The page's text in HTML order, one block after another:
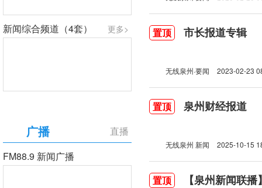
更多>
新闻综合频道（4套）
直播
广播
FM88.9 新闻广播
置顶 市长报道专辑
无线泉州·要闻 2023-02-23
置顶 泉州财经报道
无线泉州 新闻 2025-10-15
置顶 【泉州新闻联